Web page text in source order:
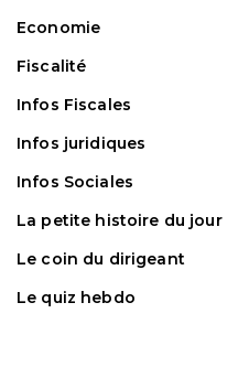
Economie
Fiscalité
Infos Fiscales
Infos juridiques
Infos Sociales
La petite histoire du jour
Le coin du dirigeant
Le quiz hebdo